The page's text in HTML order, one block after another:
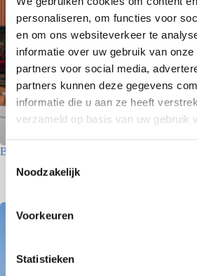
personaliseren, om functies voor
en om ons websiteverkeer te
informatie over uw gebruik van
partners voor social media,
partners kunnen deze gegevens
informatie die u aan ze heeft
verzameld op basis van uw gebruik
T
Noodzakelijk
Voorkeuren
Statistieken
Betriebsgebäude – Den Helder
8 Juni 2026